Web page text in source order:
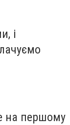
і
на першому